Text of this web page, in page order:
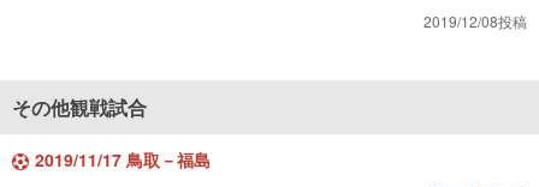
2019/12/08投稿
その他観戦試合
2019/11/17 鳥取－福島